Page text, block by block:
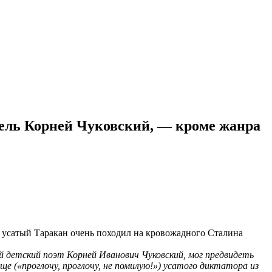
Корней Чуковский, — кроме жанра
Таракан очень походил на кровожадного Сталина
поэт Корней Иванович Чуковский, мог предвидеть
(«проглочу, проглочу, не помилую!») усатого диктатора из